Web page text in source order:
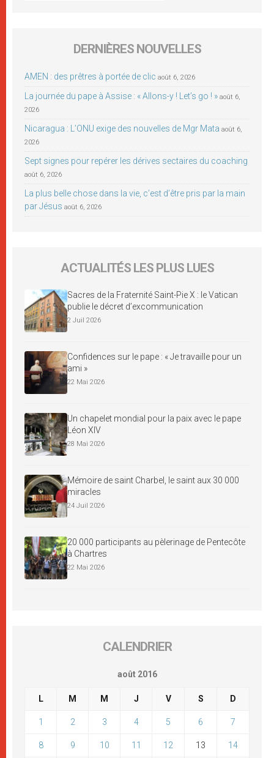
DERNIÈRES NOUVELLES
AMEN : des prêtres à portée de clic août 6, 2026
La journée du pape à Assise : « Allons-y ! Let’s go ! » août 6,
2026
Nicaragua : L’ONU exige des nouvelles de Mgr Mata août 6,
2026
Sept signes pour repérer les dérives sectaires du coaching
août 6, 2026
La plus belle chose dans la vie, c’est d’être pris par la main
par Jésus août 6, 2026
ACTUALITÉS LES PLUS LUES
Sacres de la Fraternité Saint-Pie X : le Vatican
publie le décret d’excommunication
2 Juil 2026
Confidences sur le pape : « Je travaille pour un
ami »
22 Mai 2026
Un chapelet mondial pour la paix avec le pape
Léon XIV
28 Mai 2026
Mémoire de saint Charbel, le saint aux 30 000
miracles
24 Juil 2026
20 000 participants au pèlerinage de Pentecôte
à Chartres
22 Mai 2026
CALENDRIER
août 2016
L M M J V S D
1 2 3 4 5 6 7
8 9 10 11 12 13 14